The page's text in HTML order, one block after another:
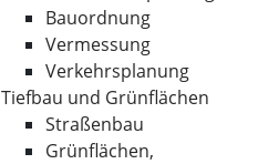
Bauordnung
Vermessung
Verkehrsplanung
Tiefbau und Grünflächen
Straßenbau
Grünflächen,